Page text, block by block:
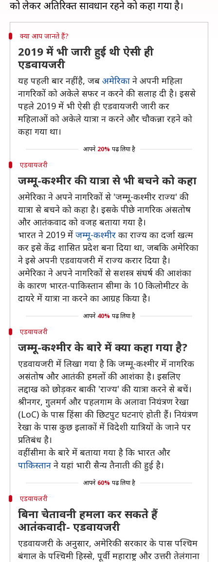
क्या आप जानते हैं?
2019 में भी जारी हुई थी ऐसी ही
एडवायजरी
यह पहली बार नहीं है, जब अमेरिका ने अपनी महिला
नागरिकों को अकेले सफर न करने की सलाह दी है। इससे
पहले 2019 में भी ऐसी ही एडवायजरी जारी कर
महिलाओं को अकेले यात्रा न करने और चौकन्ना रहने को
कहा गया था।
आपने 20% पढ़ लिया है
एडवायजरी
जम्मू-कश्मीर की यात्रा से भी बचने को कहा
अमेरिका ने अपने नागरिकों से 'जम्मू-कश्मीर राज्य' की
यात्रा से बचने को कहा है। इसके पीछे नागरिक अंसतोष
और आतंकवाद को वजह बताया गया है।
भारत ने 2019 में जम्मू-कश्मीर का राज्य का दर्जा खत्म
कर इसे केंद्र शासित प्रदेश बना दिया था, जबकि अमेरिका
ने इसे अपनी एडवायजरी में राज्य करार दिया है।
अमेरिका ने अपने नागरिकों से सशस्त्र संघर्ष की आशंका
के कारण भारत-पाकिस्तान सीमा के 10 किलोमीटर के
दायरे में यात्रा ना करने का आग्रह किया है।
आपने 40% पढ़ लिया है
एडवायजरी
जम्मू-कश्मीर के बारे में क्या कहा गया है?
एडवायजरी में लिखा गया है कि जम्मू-कश्मीर में नागरिक
असंतोष और आतंकी हमलों की आशंका है। इसलिए
लद्दाख को छोड़कर बाकी 'राज्य' की यात्रा करने से बचें।
श्रीनगर, गुलमर्ग और पहलगाम के अलावा नियंत्रण रेखा
(LoC) के पास हिंसा की छिटपुट घटनाएं होती हैं। नियंत्रण
रेखा के पास कुछ इलाकों में विदेशी यात्रियों के जाने पर
प्रतिबंध है।
वहीं सीमा के बारे में बताया गया है कि भारत और
पाकिस्तान ने यहां भारी सैन्य तैनाती की हुई है।
आपने 60% पढ़ लिया है
एडवायजरी
बिना चेतावनी हमला कर सकते हैं
आतंकवादी- एडवायजरी
एडवायजरी के अनुसार, अमेरिकी सरकार के पास पश्चिम
बंगाल के पश्चिमी हिस्से, पूर्वी महाराष्ट्र और उत्तरी तेलंगाना